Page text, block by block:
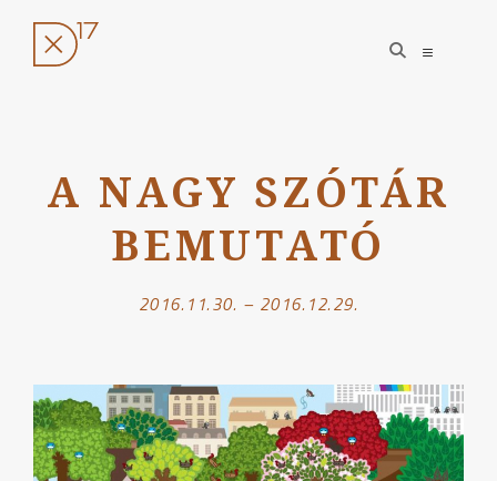
tartalomhoz
open
search
open
A NAGY SZÓTÁR
BEMUTATÓ
2016.11.30. – 2016.12.29.